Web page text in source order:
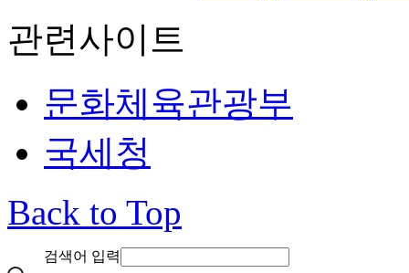
관련사이트
문화체육관광부
국세청
Back to Top
검색어 입력